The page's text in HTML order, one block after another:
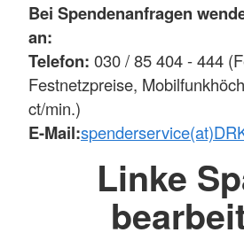
Bei Spendenanfragen
an:
Telefon: 030 / 85 404 - 444
Festnetzpreise,
ct/min.)
E-Mail:
Linke